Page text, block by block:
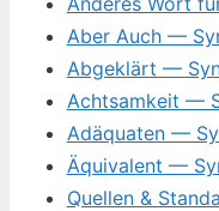
Aber Auch —
Abgeklärt —
Achtsamkeit —
Adäquaten —
Äquivalent —
Quellen &